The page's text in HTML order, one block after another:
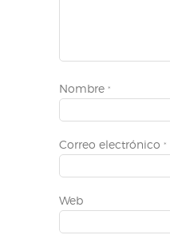
Nombre *
Correo electrónico *
Web